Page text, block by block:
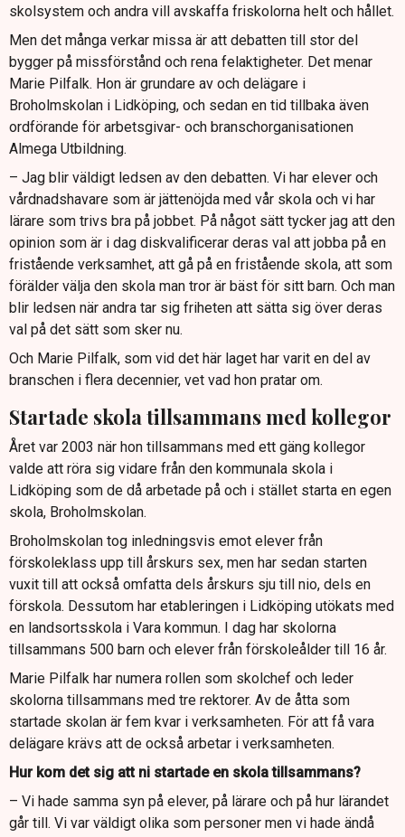
skolsystem och andra vill avskaffa friskolorna helt och hållet.
Men det många verkar missa är att debatten till stor del
bygger på missförstånd och rena felaktigheter. Det menar
Marie Pilfalk. Hon är grundare av och delägare i
Broholmskolan i Lidköping, och sedan en tid tillbaka även
ordförande för arbetsgivar- och branschorganisationen
Almega Utbildning.
– Jag blir väldigt ledsen av den debatten. Vi har elever och
vårdnadshavare som är jättenöjda med vår skola och vi har
lärare som trivs bra på jobbet. På något sätt tycker jag att den
opinion som är i dag diskvalificerar deras val att jobba på en
fristående verksamhet, att gå på en fristående skola, att som
förälder välja den skola man tror är bäst för sitt barn. Och man
blir ledsen när andra tar sig friheten att sätta sig över deras
val på det sätt som sker nu.
Och Marie Pilfalk, som vid det här laget har varit en del av
branschen i flera decennier, vet vad hon pratar om.
Startade skola tillsammans med kollegor
Året var 2003 när hon tillsammans med ett gäng kollegor
valde att röra sig vidare från den kommunala skola i
Lidköping som de då arbetade på och i stället starta en egen
skola, Broholmskolan.
Broholmskolan tog inledningsvis emot elever från
förskoleklass upp till årskurs sex, men har sedan starten
vuxit till att också omfatta dels årskurs sju till nio, dels en
förskola. Dessutom har etableringen i Lidköping utökats med
en landsortsskola i Vara kommun. I dag har skolorna
tillsammans 500 barn och elever från förskoleålder till 16 år.
Marie Pilfalk har numera rollen som skolchef och leder
skolorna tillsammans med tre rektorer. Av de åtta som
startade skolan är fem kvar i verksamheten. För att få vara
delägare krävs att de också arbetar i verksamheten.
Hur kom det sig att ni startade en skola tillsammans?
– Vi hade samma syn på elever, på lärare och på hur lärandet
går till. Vi var väldigt olika som personer men vi hade ändå